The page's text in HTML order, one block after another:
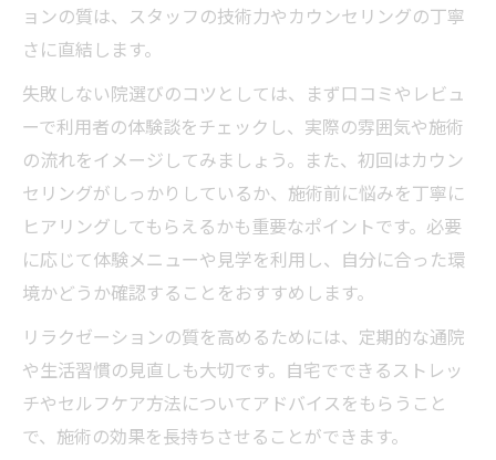
ョンの質は、スタッフの技術力やカウンセリングの丁寧
さに直結します。
失敗しない院選びのコツとしては、まず口コミやレビュ
ーで利用者の体験談をチェックし、実際の雰囲気や施術
の流れをイメージしてみましょう。また、初回はカウン
セリングがしっかりしているか、施術前に悩みを丁寧に
ヒアリングしてもらえるかも重要なポイントです。必要
に応じて体験メニューや見学を利用し、自分に合った環
境かどうか確認することをおすすめします。
リラクゼーションの質を高めるためには、定期的な通院
や生活習慣の見直しも大切です。自宅でできるストレッ
チやセルフケア方法についてアドバイスをもらうこと
で、施術の効果を長持ちさせることができます。